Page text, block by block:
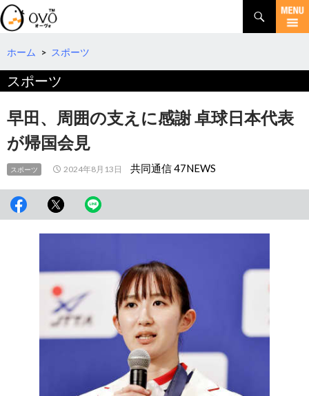
検
索
コ
テ
へ
動
ホーム > スポーツ
スポーツ
早田、周囲の支えに感謝 卓球日本代表
が帰国会見
スポーツ 2024年8月13日 共同通信 47NEWS